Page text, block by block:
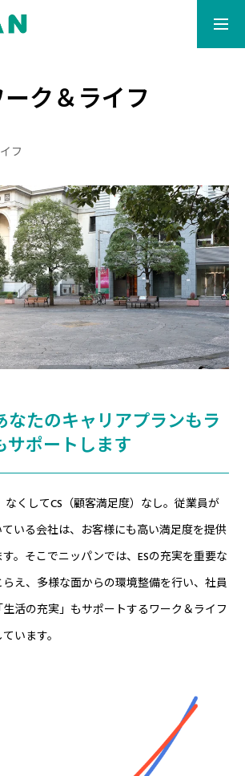
ーク＆ライフ
フ
なたのキャリアプランもラ
サポートします
なくしてCS（顧客満足度）なし。従業員が
いる会社は、お客様にも高い満足度を提供
。そこでニッパンでは、ESの充実を重要な
え、多様な面からの環境整備を行い、社員
活の充実」もサポートするワーク＆ライフ
います。